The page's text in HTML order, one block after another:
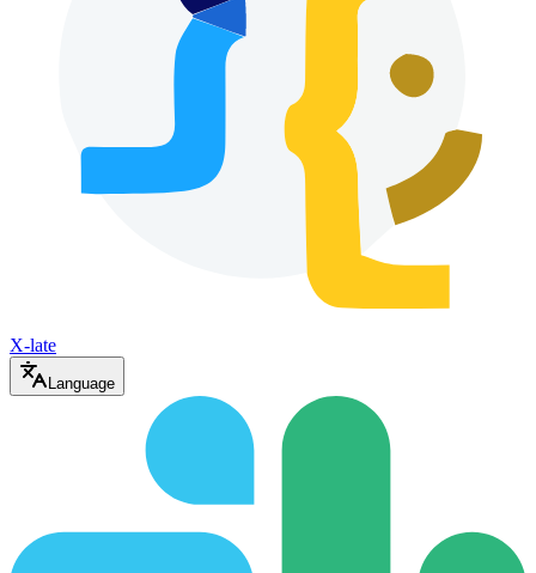
X-late
Language